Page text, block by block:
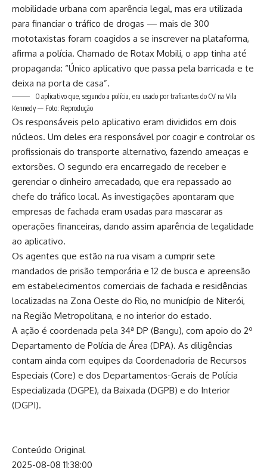
mobilidade urbana com aparência legal, mas era utilizada
para financiar o tráfico de drogas — mais de 300
mototaxistas foram coagidos a se inscrever na plataforma,
afirma a polícia. Chamado de Rotax Mobili, o app tinha até
propaganda: “Único aplicativo que passa pela barricada e te
deixa na porta de casa”.
O aplicativo que, segundo a polícia, era usado por traficantes do CV na Vila
Kennedy — Foto: Reprodução
Os responsáveis pelo aplicativo eram divididos em dois
núcleos. Um deles era responsável por coagir e controlar os
profissionais do transporte alternativo, fazendo ameaças e
extorsões. O segundo era encarregado de receber e
gerenciar o dinheiro arrecadado, que era repassado ao
chefe do tráfico local. As investigações apontaram que
empresas de fachada eram usadas para mascarar as
operações financeiras, dando assim aparência de legalidade
ao aplicativo.
Os agentes que estão na rua visam a cumprir sete
mandados de prisão temporária e 12 de busca e apreensão
em estabelecimentos comerciais de fachada e residências
localizadas na Zona Oeste do Rio, no município de Niterói,
na Região Metropolitana, e no interior do estado.
A ação é coordenada pela 34ª DP (Bangu), com apoio do 2º
Departamento de Polícia de Área (DPA). As diligências
contam ainda com equipes da Coordenadoria de Recursos
Especiais (Core) e dos Departamentos-Gerais de Polícia
Especializada (DGPE), da Baixada (DGPB) e do Interior
(DGPI).
Conteúdo Original
2025-08-08 11:38:00